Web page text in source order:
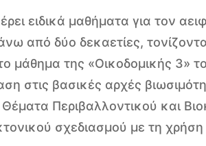
ειδικά μαθήματα για τον
από δύο δεκαετίες,
μάθημα της «Οικοδομικής 3»
στις βασικές αρχές
Περιβαλλοντικού και
σχεδιασμού με τη